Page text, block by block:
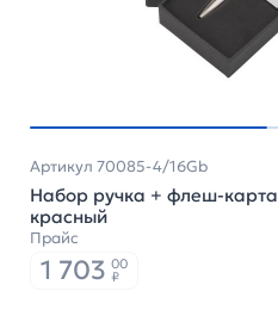
Артикул 70085-4/16Gb
Набор ручка + флеш-карта
красный
Прайс
1 703 00
₽